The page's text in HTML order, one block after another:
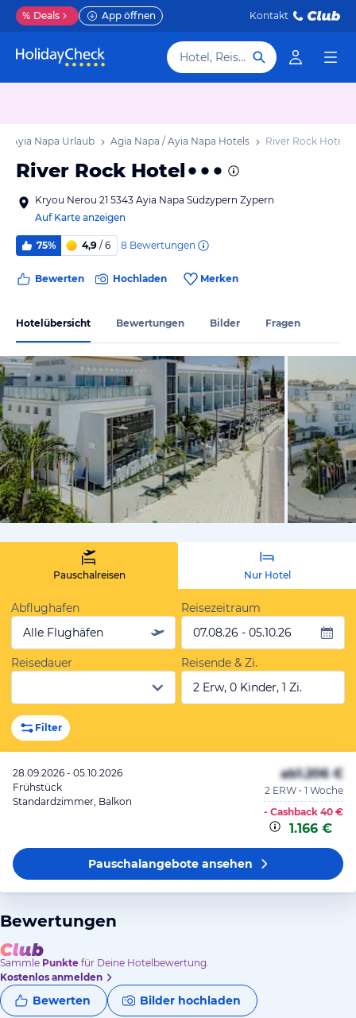
% Deals App öffnen Kontakt
Hotel, Reiseziel
/ Ayia Napa Urlaub Agia Napa / Ayia Napa Hotels River Rock Hotel
River Rock Hotel
Kryou Nerou 21 5343 Ayia Napa Südzypern Zypern
Auf Karte anzeigen
75% 4,9 / 6 8 Bewertungen
Bewerten Hochladen Merken
Hotelübersicht Bewertungen Bilder Fragen
vom
Pauschalreisen Nur Hotel
Abflughafen
Alle Flughäfen
Reisezeitraum
07.08.26 - 05.10.26
Reisedauer
Reisende & Zi.
2 Erw, 0 Kinder, 1 Zi.
Filter
28.09.2026 - 05.10.2026
Frühstück
Standardzimmer, Balkon
ab1.206 €
2 ERW • 1 Woche
- Cashback 40 €
1.166 €
Pauschalangeboteansehen
Bewertungen
Sammle Punkte für Deine Hotelbewertung.
Kostenlos anmelden
Bewerten Bilder hochladen